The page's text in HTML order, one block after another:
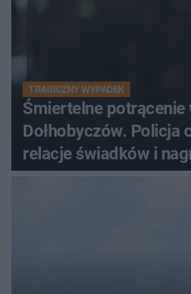
TRAGICZNY WYPADEK
Śmiertelne potrącenie
Dołhobyczów. Policja
relacje świadków i